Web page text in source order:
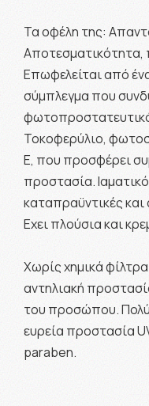
Τα οφέλη της:
Αποτεσματικότητα,
Επωφελείται από
σύμπλεγμα που
Τοκοφερύλιο,
E, που προσφέρει
προστασία.
καταπραϋντικές και
Εχει πλούσια και
Χωρίς χημικά
αντηλιακή
του προσώπου. Πολύ
ευρεία προστασία
paraben.